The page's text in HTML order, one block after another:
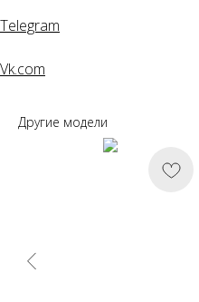
Telegram
Vk.com
Другие модели